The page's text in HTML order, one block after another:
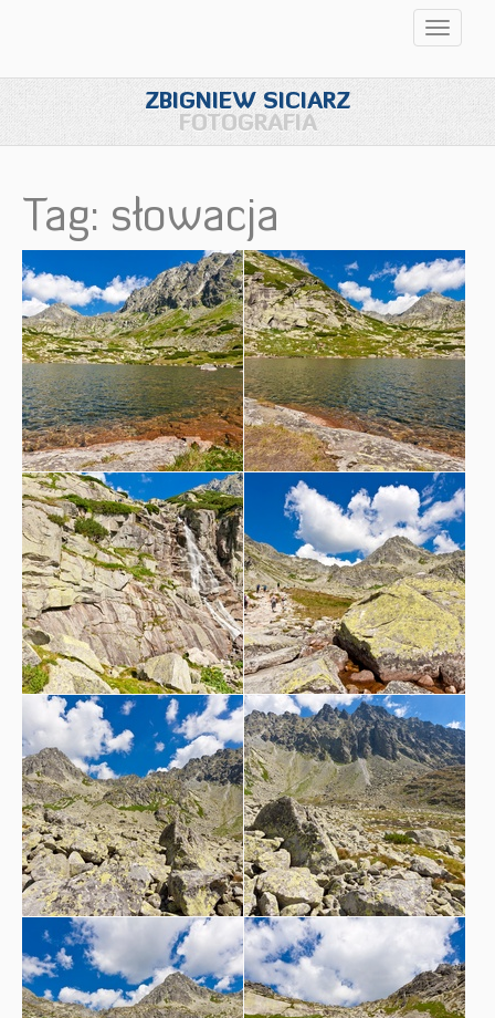
ZBIGNIEW SICIARZ
FOTOGRAFIA
Tag: słowacja